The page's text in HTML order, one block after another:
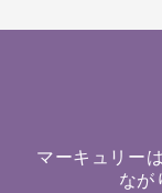
マーキュリー
なが